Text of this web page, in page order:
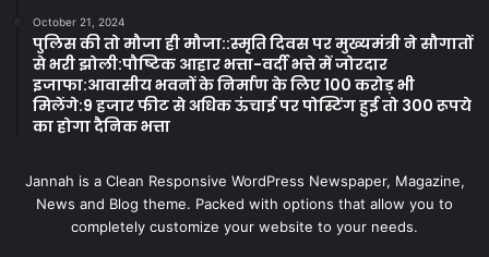
October 21, 2024
पुलिस की तो मौजा ही मौजा::स्मृति दिवस पर मुख्यमंत्री ने सौगातों
से भरी झोली:पौष्टिक आहार भत्ता-वर्दी भत्ते में जोरदार
इजाफा:आवासीय भवनों के निर्माण के लिए 100 करोड़ भी
मिलेंगे:9 हजार फीट से अधिक ऊंचाई पर पोस्टिंग हुई तो 300 रूपये
का होगा दैनिक भत्ता
Jannah is a Clean Responsive WordPress Newspaper, Magazine,
News and Blog theme. Packed with options that allow you to
completely customize your website to your needs.